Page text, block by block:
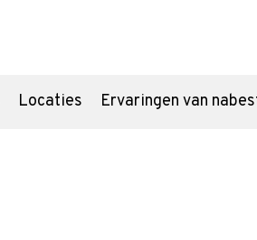
Locaties Ervaringen van